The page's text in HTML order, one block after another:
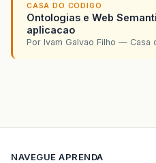
CASA DO CODIGO
Ontologias e Web
aplicacao
Por Ivam Galvao Filho — Casa
NAVEGUE APRENDA